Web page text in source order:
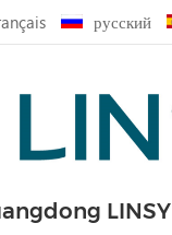
русский